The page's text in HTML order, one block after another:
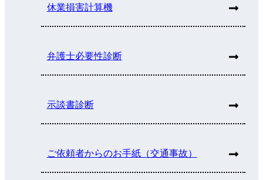
休業損害計算機
弁護士必要性診断
示談書診断
ご依頼者からのお手紙（交通事故）